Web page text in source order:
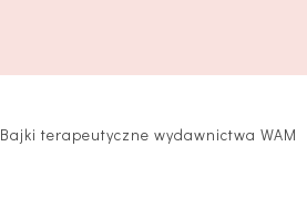
Bajki terapeutyczne wydawnictwa WAM